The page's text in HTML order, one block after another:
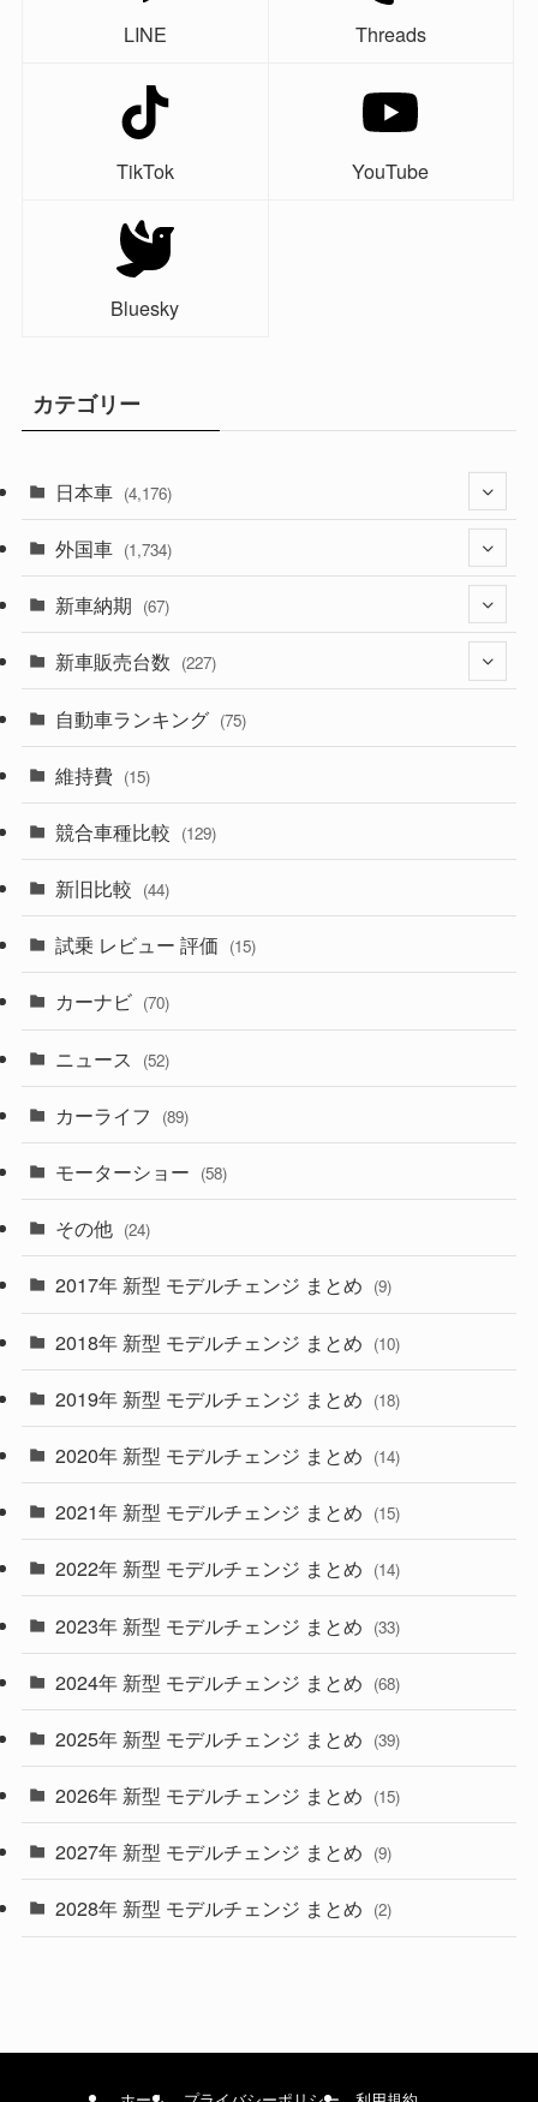
LINE Threads
TikTok YouTube
Bluesky
カテゴリー
日本車 (4,176)
(1,322)
(330)
(526)
(357)
(328)
(194)
(230)
(253)
外国車 (1,734)
(242)
(85)
(84)
(14)
(222)
(50)
(43)
(6)
(9)
(4)
(30)
(27)
(58)
(28)
(27)
(26)
(33)
(10)
(35)
(10)
(9)
(22)
(4)
(9)
(4)
(1)
新車納期 (67)
(28)
(8)
(3)
(3)
(5)
(1)
新車販売台数 (227)
(21)
(5)
(7)
(5)
自動車ランキング (75)
維持費 (15)
競合車種比較 (129)
新旧比較 (44)
試乗 レビュー 評価 (15)
カーナビ (70)
ニュース (52)
カーライフ (89)
モーターショー (58)
その他 (24)
2017年 新型 モデルチェンジ まとめ (9)
2018年 新型 モデルチェンジ まとめ (10)
2019年 新型 モデルチェンジ まとめ (18)
2020年 新型 モデルチェンジ まとめ (14)
2021年 新型 モデルチェンジ まとめ (15)
2022年 新型 モデルチェンジ まとめ (14)
2023年 新型 モデルチェンジ まとめ (33)
2024年 新型 モデルチェンジ まとめ (68)
2025年 新型 モデルチェンジ まとめ (39)
2026年 新型 モデルチェンジ まとめ (15)
2027年 新型 モデルチェンジ まとめ (9)
2028年 新型 モデルチェンジ まとめ (2)